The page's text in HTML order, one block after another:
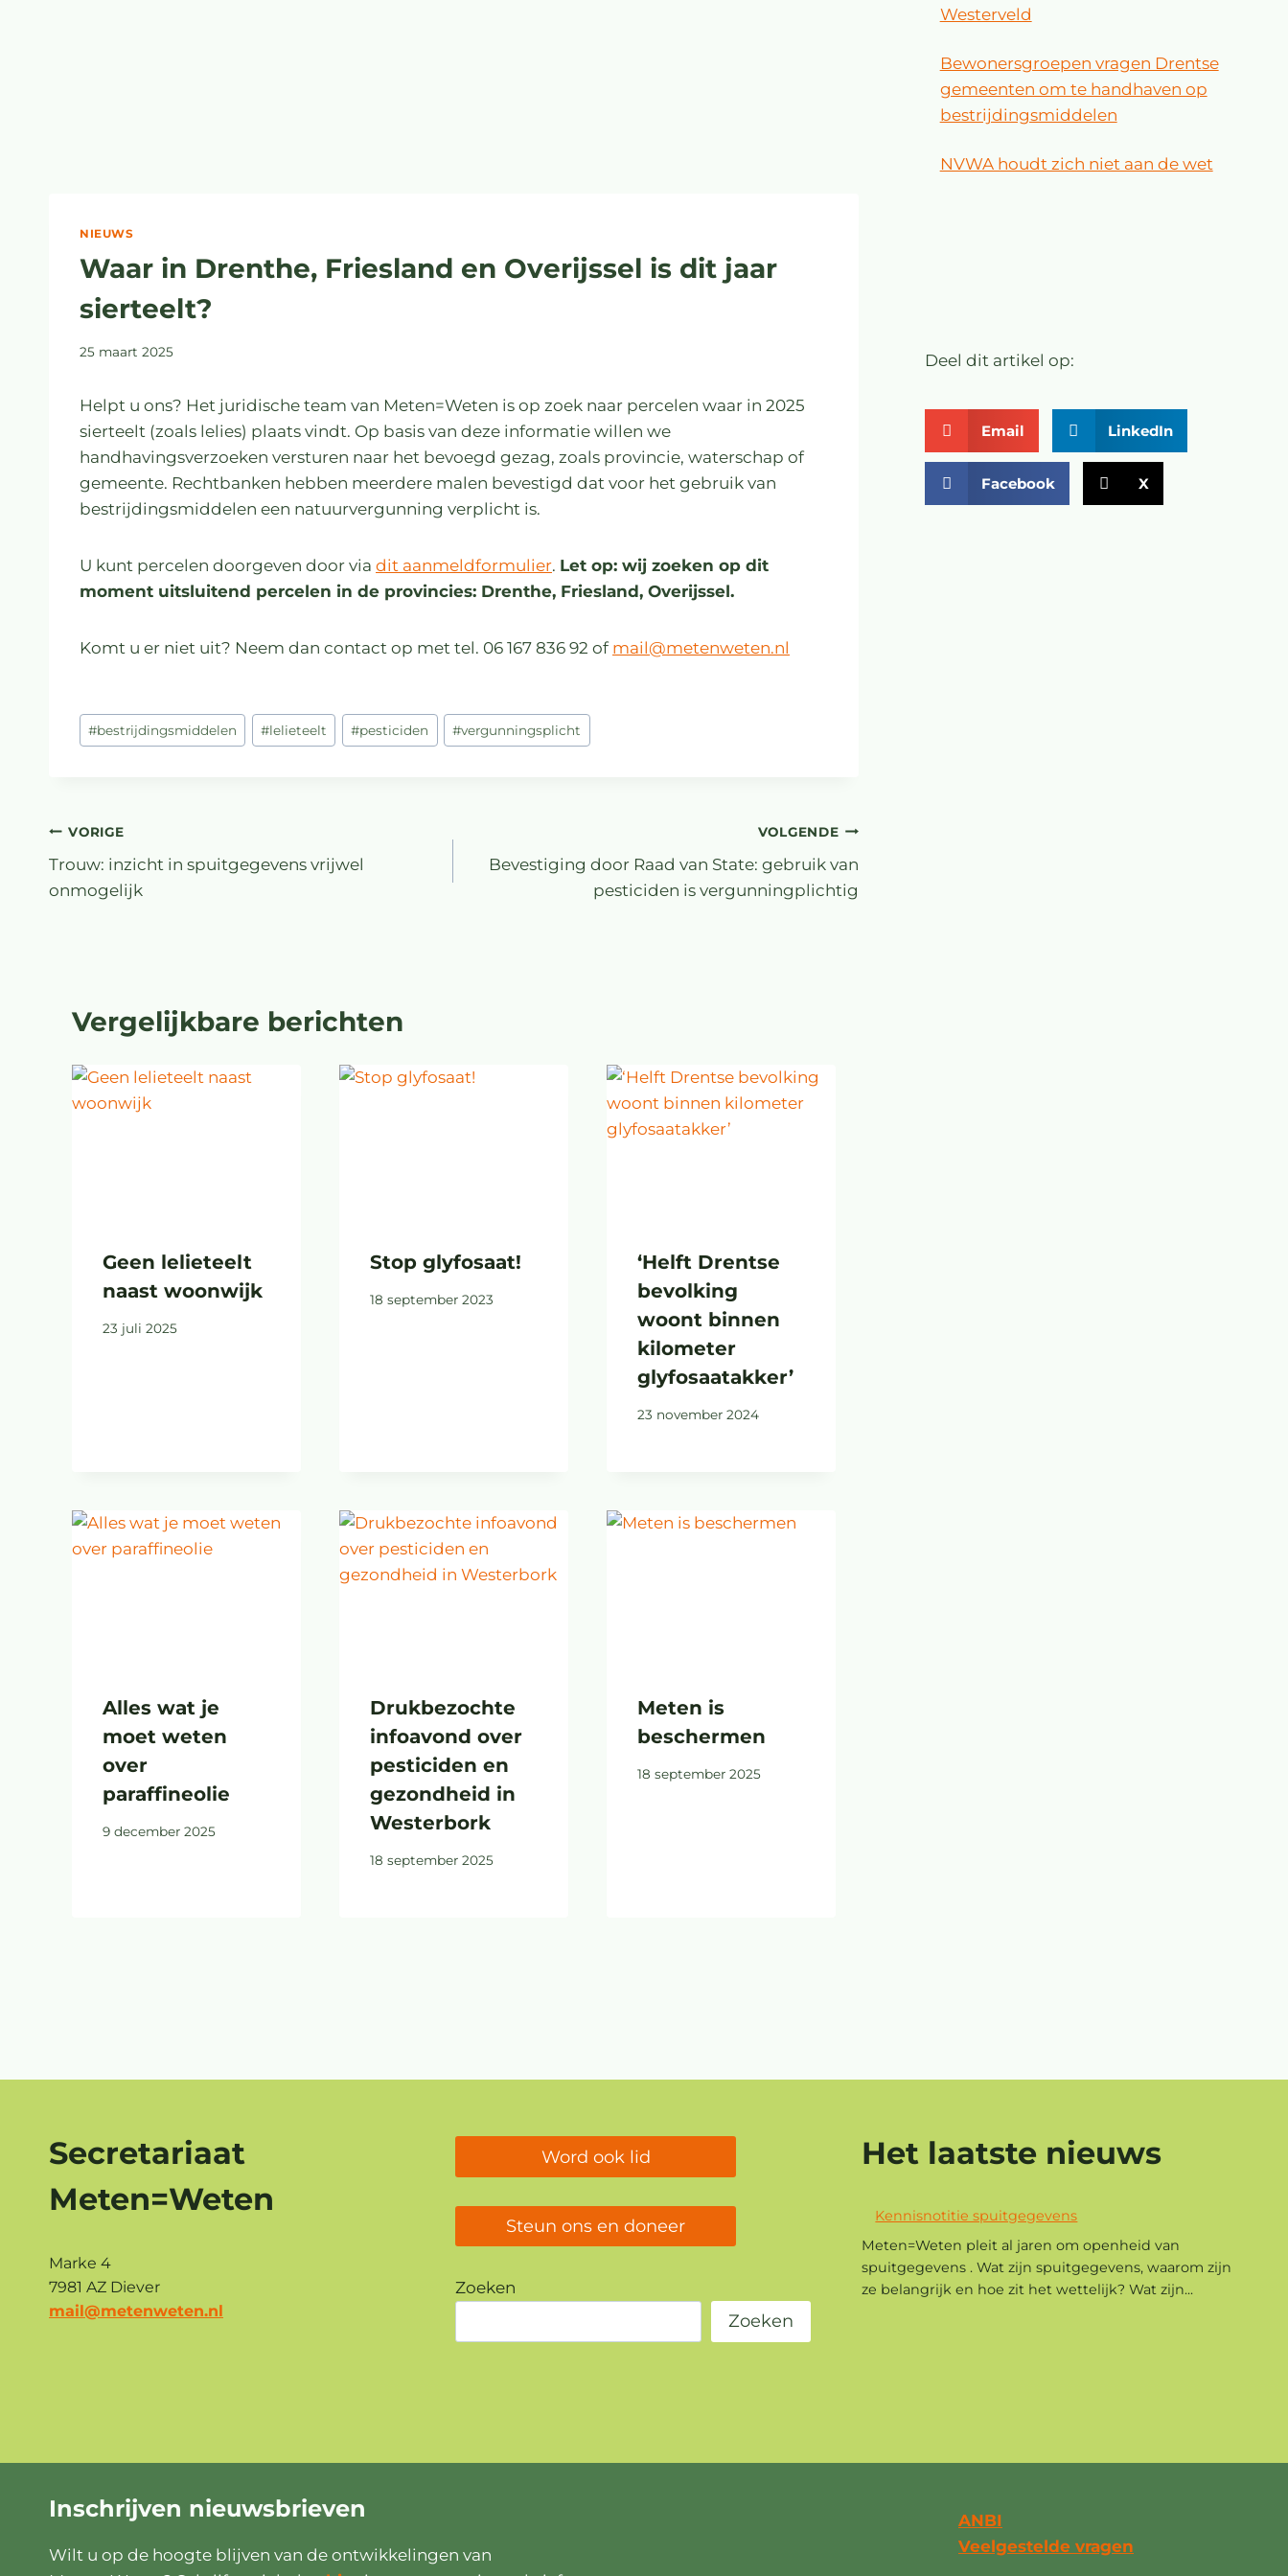
NIEUWS
Waar in Drenthe, Friesland en Overijssel is dit jaar
sierteelt?
25 maart 2025
Helpt u ons? Het juridische team van Meten=Weten is op zoek naar percelen waar in 2025
sierteelt (zoals lelies) plaats vindt. Op basis van deze informatie willen we
handhavingsverzoeken versturen naar het bevoegd gezag, zoals provincie, waterschap of
gemeente. Rechtbanken hebben meerdere malen bevestigd dat voor het gebruik van
bestrijdingsmiddelen een natuurvergunning verplicht is.
U kunt percelen doorgeven door via dit aanmeldformulier. Let op: wij zoeken op dit
moment uitsluitend percelen in de provincies: Drenthe, Friesland, Overijssel.
Komt u er niet uit? Neem dan contact op met tel. 06 167 836 92 of mail@metenweten.nl
#bestrijdingsmiddelen #lelieteelt #pesticiden #vergunningsplicht
VORIGE
Trouw: inzicht in spuitgegevens vrijwel
onmogelijk
VOLGENDE
Bevestiging door Raad van State: gebruik van
pesticiden is vergunningplichtig
Vergelijkbare berichten
Geen lelieteelt
naast woonwijk
23 juli 2025
Stop glyfosaat!
18 september 2023
‘Helft Drentse
bevolking
woont binnen
kilometer
glyfosaatakker’
23 november 2024
Alles wat je
moet weten
over
paraffineolie
9 december 2025
Drukbezochte
infoavond over
pesticiden en
gezondheid in
Westerbork
18 september 2025
Meten is
beschermen
18 september 2025
Westerveld
Bewonersgroepen vragen Drentse
gemeenten om te handhaven op
bestrijdingsmiddelen
NVWA houdt zich niet aan de wet
Deel dit artikel op:
Email LinkedIn
Facebook X
Secretariaat
Meten=Weten
Marke 4
7981 AZ Diever
mail@metenweten.nl
Word ook lid
Steun ons en doneer
Zoeken
Zoeken
Het laatste nieuws
Kennisnotitie spuitgegevens
Meten=Weten pleit al jaren om openheid van
spuitgegevens . Wat zijn spuitgegevens, waarom zijn
ze belangrijk en hoe zit het wettelijk? Wat zijn...
Inschrijven nieuwsbrieven
Wilt u op de hoogte blijven van de ontwikkelingen van
ANBI
Veelgestelde vragen